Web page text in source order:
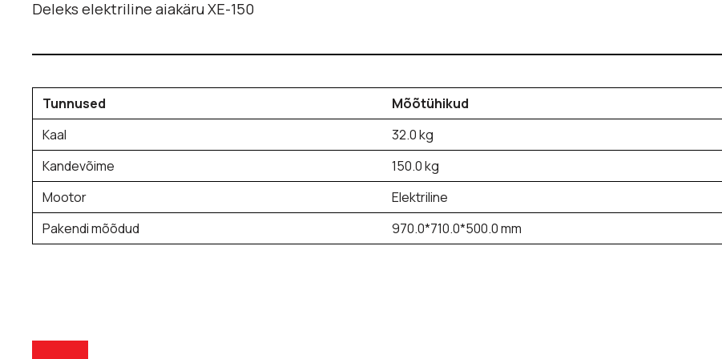
Deleks elektriline aiakäru XE-150
Tunnused
Mõõtühikud
Kaal
32.0 kg
Kandevõime
150.0 kg
Mootor
Elektriline
Pakendi mõõdud
970.0*710.0*500.0 mm